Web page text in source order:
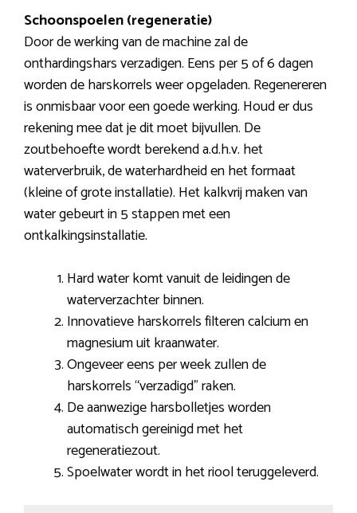
Schoonspoelen (regeneratie)
Door de werking van de machine zal de
onthardingshars verzadigen. Eens per 5 of 6 dagen
worden de harskorrels weer opgeladen. Regenereren
is onmisbaar voor een goede werking. Houd er dus
rekening mee dat je dit moet bijvullen. De
zoutbehoefte wordt berekend a.d.h.v. het
waterverbruik, de waterhardheid en het formaat
(kleine of grote installatie). Het kalkvrij maken van
water gebeurt in 5 stappen met een
ontkalkingsinstallatie.
Hard water komt vanuit de leidingen de
waterverzachter binnen.
Innovatieve harskorrels filteren calcium en
magnesium uit kraanwater.
Ongeveer eens per week zullen de
harskorrels “verzadigd” raken.
De aanwezige harsbolletjes worden
automatisch gereinigd met het
regeneratiezout.
Spoelwater wordt in het riool teruggeleverd.